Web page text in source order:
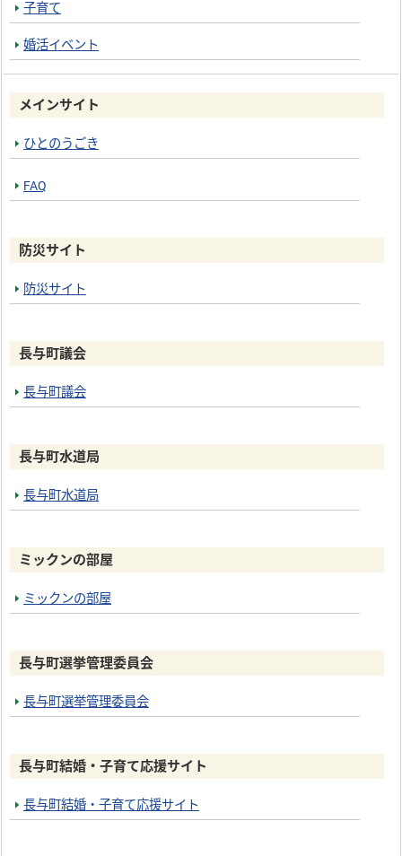
子育て
婚活イベント
メインサイト
ひとのうごき
FAQ
防災サイト
防災サイト
長与町議会
長与町議会
長与町水道局
長与町水道局
ミックンの部屋
ミックンの部屋
長与町選挙管理委員会
長与町選挙管理委員会
長与町結婚・子育て応援サイト
長与町結婚・子育て応援サイト